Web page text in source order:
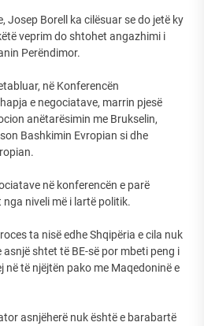
Josep Borell ka cilësuar se do jetë ky
veprim do shtohet angazhimi i
Perëndimor.
në Konferencën
e negociatave, marrin pjesë
anëtarësimin me Brukselin,
Bashkimin Evropian si dhe
në konferencën e parë
niveli më i lartë politik.
ta nisë edhe Shqipëria e cila nuk
shtet të BE-së por mbeti peng i
të njëjtën pako me Maqedoninë e
asnjëherë nuk është e barabartë